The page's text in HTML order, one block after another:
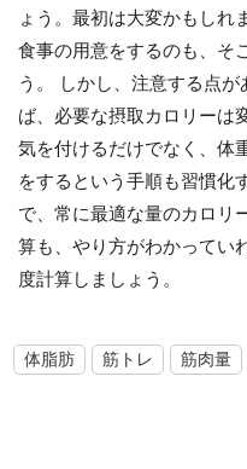
ょう。最初は大変かもしれ
食事の用意をするのも、そ
う。 しかし、注意する点
ば、必要な摂取カロリーは
気を付けるだけでなく、体
をするという手順も習慣化
で、常に最適な量のカロリ
算も、やり方がわかってい
度計算しましょう。
体脂肪 筋トレ 筋肉量